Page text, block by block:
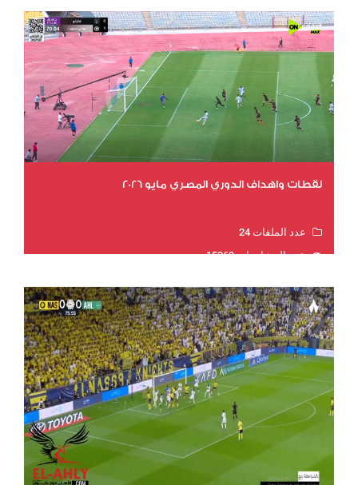
لقطات واهداف الدوري المصري مايو 2026
عدد الملفات 24
عدد المشاهدات 15369